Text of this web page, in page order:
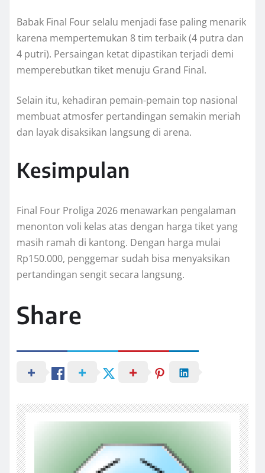
Babak Final Four selalu menjadi fase paling menarik
karena mempertemukan 8 tim terbaik (4 putra dan
4 putri). Persaingan ketat dipastikan terjadi demi
memperebutkan tiket menuju Grand Final.
Selain itu, kehadiran pemain-pemain top nasional
membuat atmosfer pertandingan semakin meriah
dan layak disaksikan langsung di arena.
Kesimpulan
Final Four Proliga 2026 menawarkan pengalaman
menonton voli kelas atas dengan harga tiket yang
masih ramah di kantong. Dengan harga mulai
Rp150.000, penggemar sudah bisa menyaksikan
pertandingan sengit secara langsung.
Share